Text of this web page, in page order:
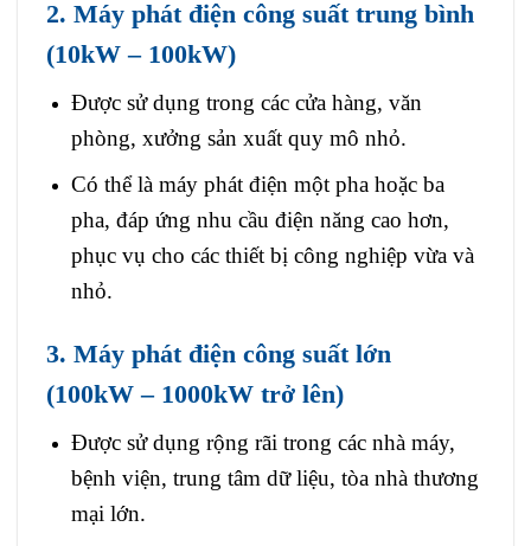
2. Máy phát điện công suất trung bình
(10kW – 100kW)
Được sử dụng trong các cửa hàng, văn
phòng, xưởng sản xuất quy mô nhỏ.
Có thể là máy phát điện một pha hoặc ba
pha, đáp ứng nhu cầu điện năng cao hơn,
phục vụ cho các thiết bị công nghiệp vừa và
nhỏ.
3. Máy phát điện công suất lớn
(100kW – 1000kW trở lên)
Được sử dụng rộng rãi trong các nhà máy,
bệnh viện, trung tâm dữ liệu, tòa nhà thương
mại lớn.